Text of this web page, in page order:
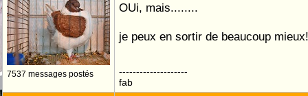
7537 messages postés
OUi, mais........
je peux en sortir de beaucoup
--------------------
fab